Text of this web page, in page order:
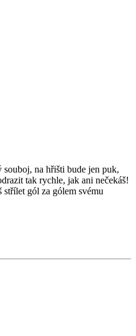
na hřišti bude jen puk,
tak rychle, jak ani nečekáš!
střílet gól za gólem svému